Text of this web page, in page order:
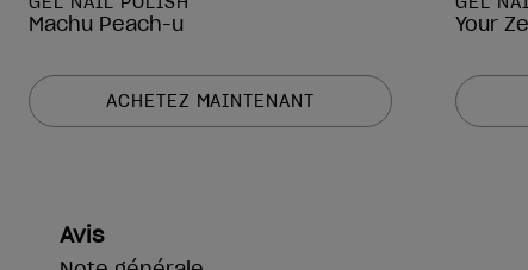
Machu Peach-u
ACHETEZ MAINTENANT
Your